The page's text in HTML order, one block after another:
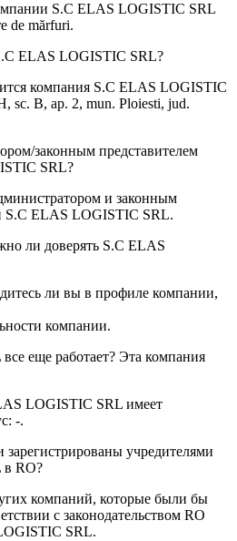
S.C ELAS LOGISTIC SRL
de mărfuri.
ELAS LOGISTIC SRL?
компания S.C ELAS LOGISTIC
sc. B, ap. 2, mun. Ploiesti, jud.
законным представителем
SRL?
и законным
S.C ELAS LOGISTIC SRL.
ли доверять S.C ELAS
ли вы в профиле компании,
компании.
все еще работает? Эта компания
LOGISTIC SRL имеет
-.
учредителями
в RO?
компаний, которые были бы
с законодательством RO
SRL.